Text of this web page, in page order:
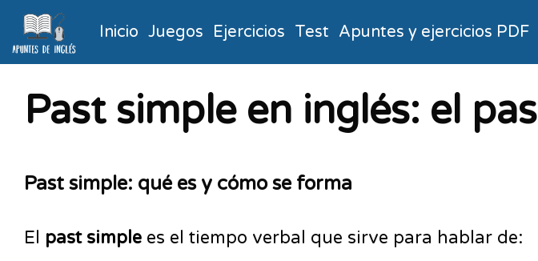
Inicio Juegos Ejercicios Test Apuntes y ejercicios PDF
Past simple en inglés: el
Past simple: qué es y cómo se forma
El past simple es el tiempo verbal que sirve para hablar de: